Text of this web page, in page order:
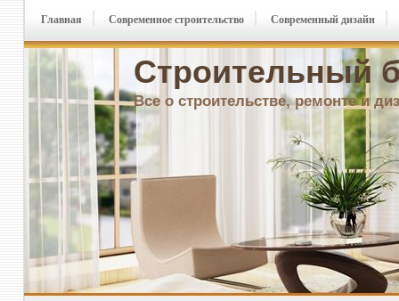
Строительный
Все о строительстве, ремонте и
Главная Современное строительство Современный дизайн